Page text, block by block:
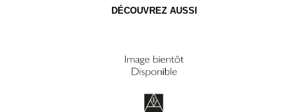
DÉCOUVREZ AUSSI